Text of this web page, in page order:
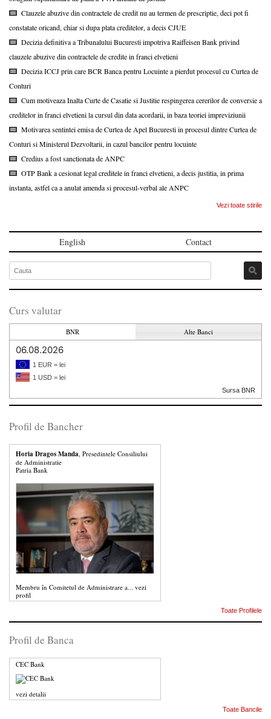
Clauzele abuzive din contractele de credit nu au termen de prescriptie, deci pot fi
constatate oricand, chiar si dupa plata creditelor, a decis CJUE
Decizia definitiva a Tribunalului Bucuresti impotriva Raiffeisen Bank privind
clauzele abuzive din contractele de credite in franci elvetieni
Decizia ICCJ prin care BCR Banca pentru Locuinte a pierdut procesul cu Curtea de
Conturi
Cum motiveaza Inalta Curte de Casatie si Justitie respingerea cererilor de conversie a
creditelor in franci elvetieni la cursul din data acordarii, in baza teoriei impreviziunii
Motivarea sentintei emisa de Curtea de Apel Bucuresti in procesul dintre Curtea de
Conturi si Ministerul Dezvoltarii, in cazul bancilor pentru locuinte
Credius a fost sanctionata de ANPC
OTP Bank a cesionat legal creditele in franci elvetieni, a decis justitia, in prima
instanta, astfel ca a anulat amenda si procesul-verbal ale ANPC
Vezi toate stirile
English Contact
Curs valutar
BNR Alte Banci
06.08.2026
1 EUR = lei
1 USD = lei
Sursa BNR
Profil de Bancher
Horia Dragos Manda , Presedintele Consiliului
de Administratie
Patria Bank
Membru în Comitetul de Administrare a... vezi
profil
Toate Profilele
Profil de Banca
CEC Bank
vezi detalii
Toate Bancile